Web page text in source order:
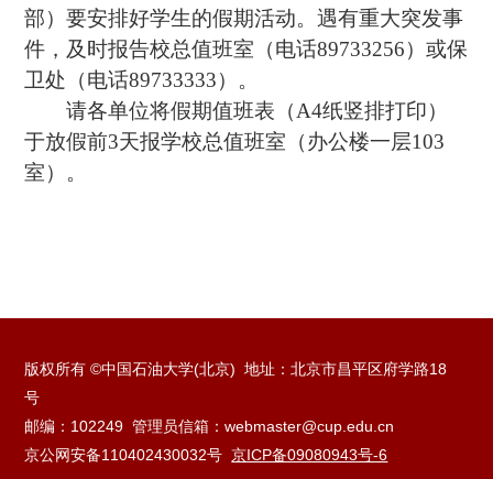
部）要安排好学生的假期活动。遇有重大突发事
件，及时报告校总值班室（电话89733256）或保
卫处（电话89733333）。
请各单位将假期值班表（A4纸竖排打印）
于放假前3天报学校总值班室（办公楼一层103
室）。
版权所有 ©中国石油大学(北京) 地址：北京市昌平区府学路18
号
邮编：102249 管理员信箱：webmaster@cup.edu.cn
京公网安备110402430032号京ICP备09080943号-6